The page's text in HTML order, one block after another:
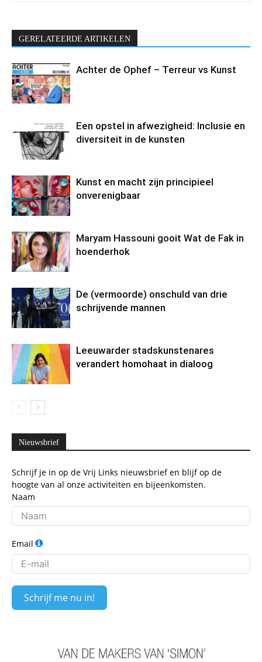
GERELATEERDE ARTIKELEN
Achter de Ophef – Terreur vs Kunst
Een opstel in afwezigheid: Inclusie en
diversiteit in de kunsten
Kunst en macht zijn principieel
onverenigbaar
Maryam Hassouni gooit Wat de Fak in
hoenderhok
De (vermoorde) onschuld van drie
schrijvende mannen
Leeuwarder stadskunstenares
verandert homohaat in dialoog
Nieuwsbrief
Schrijf je in op de Vrij Links nieuwsbrief en blijf op de
hoogte van al onze activiteiten en bijeenkomsten.
Naam
Email
Schrijf me nu in!